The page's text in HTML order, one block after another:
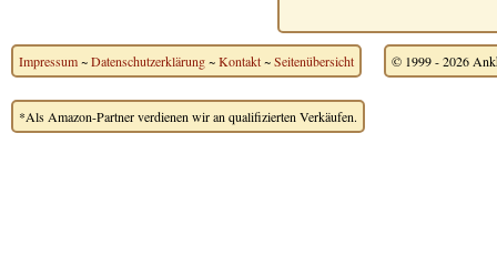
Impressum~Datenschutzerklärung~Kontakt~Seitenübersicht © 1999 - 2026
*Als Amazon-Partner verdienen wir an qualifizierten Verkäufen.